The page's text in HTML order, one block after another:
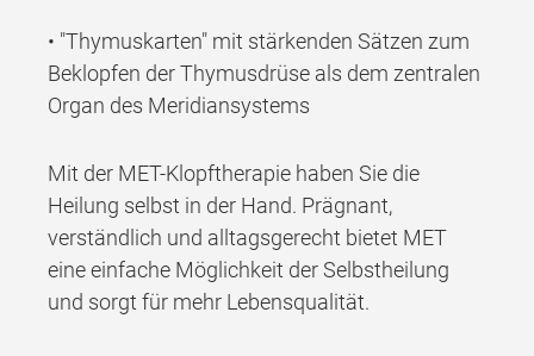
• "Thymuskarten" mit stärkenden Sätzen zum
Beklopfen der Thymusdrüse als dem zentralen
Organ des Meridiansystems
Mit der MET-Klopftherapie haben Sie die
Heilung selbst in der Hand. Prägnant,
verständlich und alltagsgerecht bietet MET
eine einfache Möglichkeit der Selbstheilung
und sorgt für mehr Lebensqualität.